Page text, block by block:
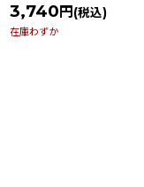
3,740 円 (税込)
在庫わずか